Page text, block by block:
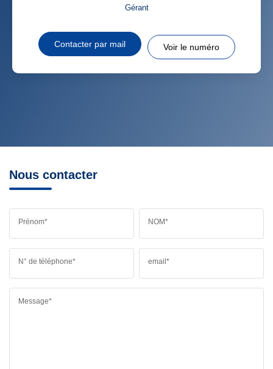
Gérant
Contacter par mail Voir le numéro
Nous contacter
Prénom* NOM*
N° de téléphone* email*
Message*